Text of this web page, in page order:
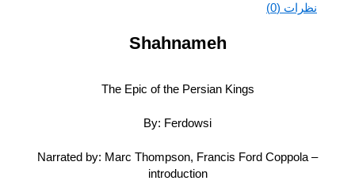
نظرات (0)
Shahnameh
The Epic of the Persian Kings
By: Ferdowsi
Narrated by: Marc Thompson, Francis Ford Coppola –
introduction